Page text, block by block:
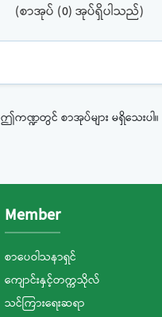
(စာအုပ် (0) အုပ်ရှိပါသည်)
ဤကဏ္ဍတွင် စာအုပ်များ မရှိသေးပါ။
Member
စာပေဝါသနာရှင်
ကျောင်းနှင့်တက္ကသိုလ်
သင်ကြားရေးဆရာ